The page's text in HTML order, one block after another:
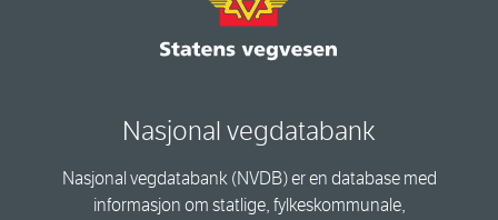
Nasjonal vegdatabank
Nasjonal vegdatabank (NVDB) er en database med
informasjon om statlige, fylkeskommunale,